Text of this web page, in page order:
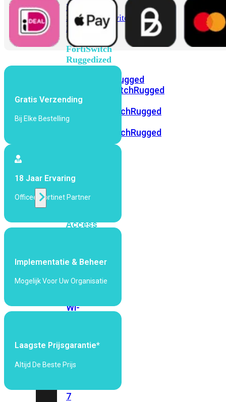
FortiSwitch
3032EFortiSwitch
3032G
FortiSwitch
Ruggedized
FortiSwitchRugged
FortiSwitchRugged
112F-
FortiSwitchRugged
216F-
FortiSwitchRugged
WiFi
Access
Wi-
Fi
Generatie
Wi-
6
Fi
7
Gratis Verzending
Bij Elke Bestelling
18 Jaar Ervaring
Officeel Fortinet Partner
Implementatie & Beheer
Mogelijk Voor Uw Organisatie
Laagste Prijsgarantie*
Altijd De Beste Prijs